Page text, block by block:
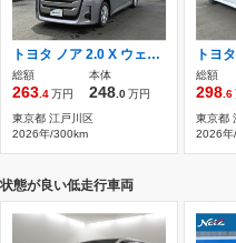
トヨタ ノア 2.0 X ウェルキャブ ウェルジョイン+助手席リフトアップチルトシート 元展示車 TSS オーディオレス ステップ
総額
263 .4万円
本体
248 .0万円
東京都 江戸川区
2026年/300km
総額
298 .6
東京都
2026年
状態が良い低走行車両